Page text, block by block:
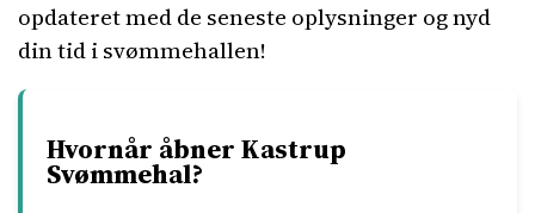
opdateret med de seneste oplysninger og nyd
din tid i svømmehallen!
Hvornår åbner Kastrup
Svømmehal?